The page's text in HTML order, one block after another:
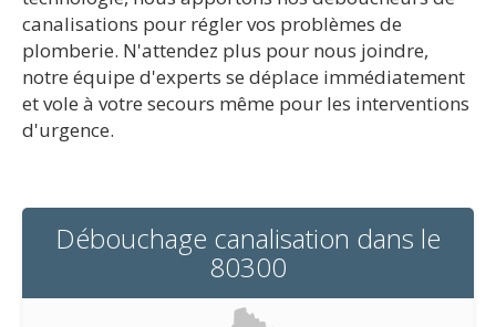
canalisations pour régler vos problèmes de
plomberie. N'attendez plus pour nous joindre,
notre équipe d'experts se déplace immédiatement
et vole à votre secours même pour les interventions
d'urgence.
Débouchage canalisation dans le
80300